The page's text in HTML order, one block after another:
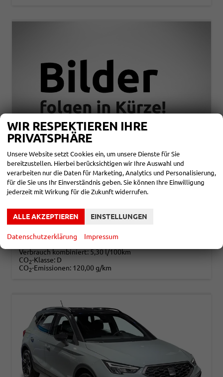
SEAT ARONA
STYLE 1,0 TSI 70KW MJ27 10 JAHRE GARANTIE
Kraftstoff Benzin Leistung 70 kW (95 PS)
22.690,– €
incl. 19% MwSt.
Verbrauch kombiniert: 5,30 l/100km
CO2-Klasse: D
CO2-Emissionen: 120,00 g/km
WIR RESPEKTIEREN IHRE
PRIVATSPHÄRE
Unsere Website setzt Cookies ein, um unsere Dienste für Sie
bereitzustellen. Hierbei berücksichtigen wir Ihre Auswahl und
verarbeiten nur die Daten für Marketing, Analytics und Personalisierung,
für die Sie uns Ihr Einverständnis geben. Sie können Ihre Einwilligung
jederzeit mit Wirkung für die Zukunft widerrufen.
ALLE AKZEPTIEREN EINSTELLUNGEN
Datenschutzerklärung Impressum